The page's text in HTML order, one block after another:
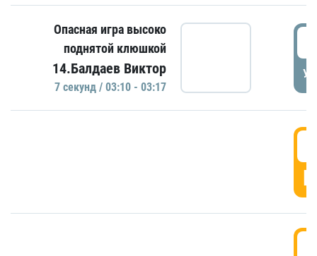
Опасная игра высоко
поднятой клюшкой
14.Балдаев Виктор
7 секунд / 03:10 - 03:17